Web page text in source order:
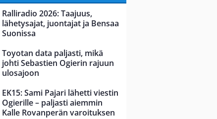
Ralliradio 2026: Taajuus,
lähetysajat, juontajat ja Bensaa
Suonissa
Toyotan data paljasti, mikä
johti Sebastien Ogierin rajuun
ulosajoon
EK15: Sami Pajari lähetti viestin
Ogierille – paljasti aiemmin
Kalle Rovanperän varoituksen